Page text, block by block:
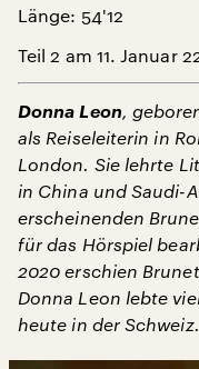
Länge: 54'12
Teil 2 am 11. Januar
Donna Leon,
als Reiseleiterin in
London. Sie lehrte
in China und Saudi-
erscheinenden
für das Hörspiel
2020 erschien
Donna Leon lebte
heute in der Schweiz.